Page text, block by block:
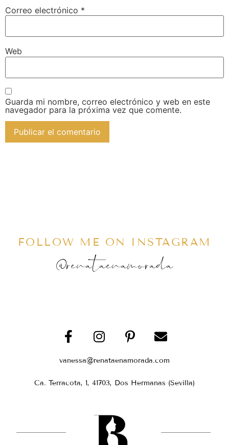
Correo electrónico *
Web
Guarda mi nombre, correo electrónico y web en este
navegador para la próxima vez que comente.
FOLLOW ME ON INSTAGRAM
@renataenamorada
vanessa@renataenamorada.com
Ca. Terracota, 1, 41703, Dos Hermanas (Sevilla)